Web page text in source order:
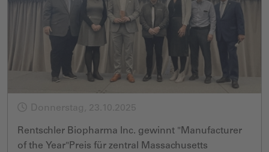
Rentschler Biopharma Inc. gewinnt "Manufacturer
of the Year"Preis für zentral Massachusetts